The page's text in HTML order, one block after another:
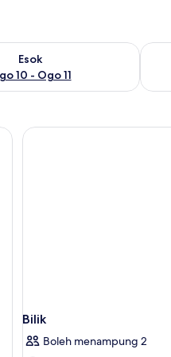
Esok
10 - Ogo 11
untuk esok Ogo 10 -
Bilik
Boleh menampung 2